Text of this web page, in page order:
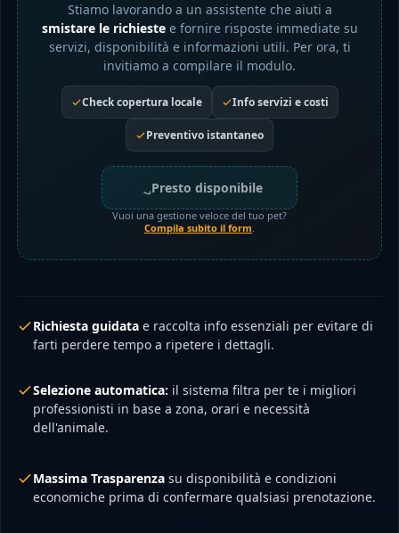
Stiamo lavorando a un assistente che aiuti a
smistare le richiestee fornire risposte immediate su
servizi, disponibilità e informazioni utili. Per ora, ti
invitiamo a compilare il modulo.
Check copertura locale Info servizi e costi
Preventivo istantaneo
Presto disponibile
Vuoi una gestione veloce del tuo pet?
Compila subito il form.
Richiesta guidata e raccolta info essenziali per evitare di
farti perdere tempo a ripetere i dettagli.
Selezione automatica: il sistema filtra per te i migliori
professionisti in base a zona, orari e necessità
dell'animale.
Massima Trasparenza su disponibilità e condizioni
economiche prima di confermare qualsiasi prenotazione.